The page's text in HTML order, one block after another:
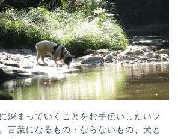
深まっていくことをお手伝いしたいフ
言葉になるもの・ならないもの、犬と